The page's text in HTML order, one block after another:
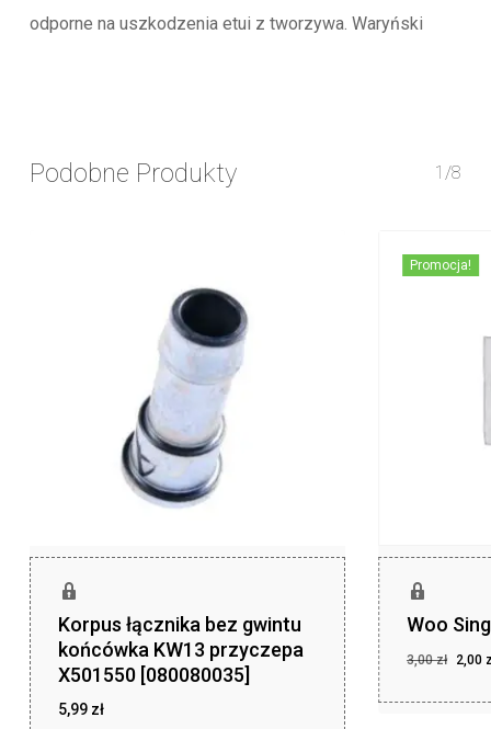
odporne na uszkodzenia etui z tworzywa. Waryński
Podobne Produkty 1/8
Korpus łącznika bez gwintu
końcówka KW13 przyczepa
X501550 [080080035]
5,99 zł
Promocja!
Woo
3,00zł 2,00
cena cena